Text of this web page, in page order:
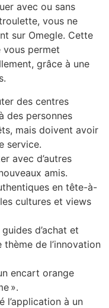
avec ou sans
vous ne
sur Omegle. Cette
vous permet
grâce à une
des centres
des personnes
mais doivent avoir
service.
avec d’autres
amis.
en tête-à-
cultures et views
d’achat et
de l’innovation
encart orange
».
l’application à un